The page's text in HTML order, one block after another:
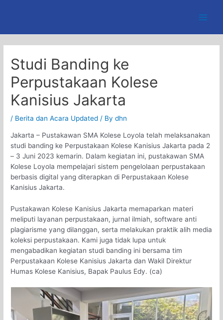
Studi Banding ke
Perpustakaan Kolese
Kanisius Jakarta
/ Berita dan Acara Updated / Bydhn
Jakarta – Pustakawan SMA Kolese Loyola telah melaksanakan
studi banding ke Perpustakaan Kolese Kanisius Jakarta pada 2
– 3 Juni 2023 kemarin. Dalam kegiatan ini, pustakawan SMA
Kolese Loyola mempelajari sistem pengelolaan perpustakaan
berbasis digital yang diterapkan di Perpustakaan Kolese
Kanisius Jakarta.
Pustakawan Kolese Kanisius Jakarta memaparkan materi
meliputi layanan perpustakaan, jurnal ilmiah, software anti
plagiarisme yang dilanggan, serta melakukan praktik alih media
koleksi perpustakaan. Kami juga tidak lupa untuk
mengabadikan kegiatan studi banding ini bersama tim
Perpustakaan Kolese Kanisius Jakarta dan Wakil Direktur
Humas Kolese Kanisius, Bapak Paulus Edy. (ca)